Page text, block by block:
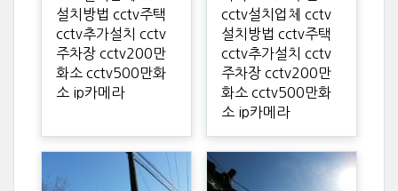
설치방법 cctv주택
cctv추가설치 cctv
주차장 cctv200만
화소 cctv500만화
소 ip카메라
cctv설치업체 cctv
설치방법 cctv주택
cctv추가설치 cctv
주차장 cctv200만
화소 cctv500만화
소 ip카메라